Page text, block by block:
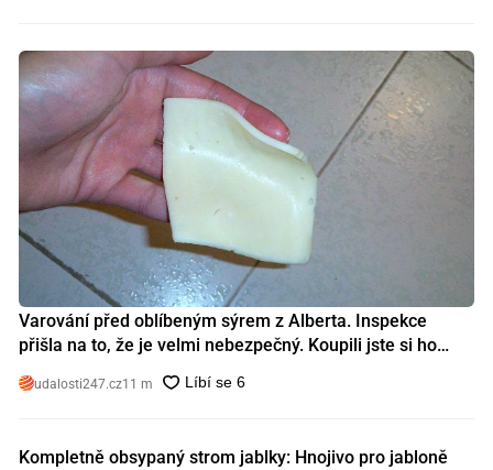
Varování před oblíbeným sýrem z Alberta. Inspekce
přišla na to, že je velmi nebezpečný. Koupili jste si ho
udalosti247.cz11 m
Kompletně obsypaný strom jablky: Hnojivo pro jabloně